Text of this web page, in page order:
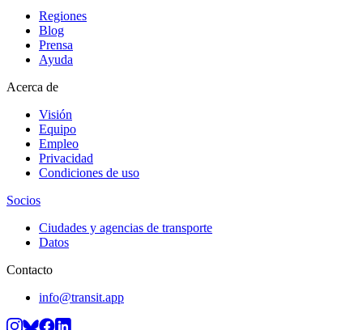
Regiones
Blog
Prensa
Ayuda
Acerca de
Visión
Equipo
Empleo
Privacidad
Condiciones de uso
Socios
Ciudades y agencias de transporte
Datos
Contacto
info@transit.app